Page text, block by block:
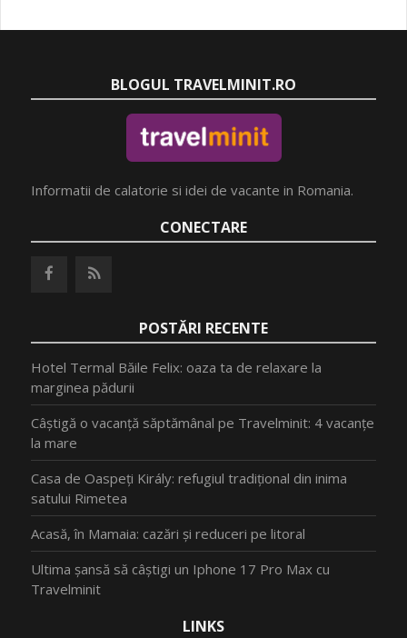
BLOGUL TRAVELMINIT.RO
Informatii de calatorie si idei de vacante in Romania.
CONECTARE
POSTĂRI RECENTE
Hotel Termal Băile Felix: oaza ta de relaxare la
marginea pădurii
Câștigă o vacanță săptămânal pe Travelminit: 4 vacanțe
la mare
Casa de Oaspeți Király: refugiul tradițional din inima
satului Rimetea
Acasă, în Mamaia: cazări și reduceri pe litoral
Ultima șansă să câștigi un Iphone 17 Pro Max cu
Travelminit
LINKS